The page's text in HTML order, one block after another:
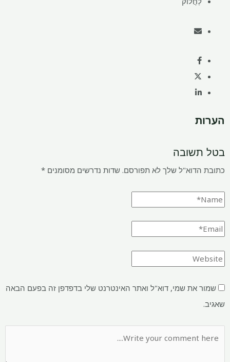
שלך לא תפורסם. שדות נדרשים מסומנים *
את שמי, דוא"ל ואתר האינטרנט שלי בדפדפן זה בפעם הבאה